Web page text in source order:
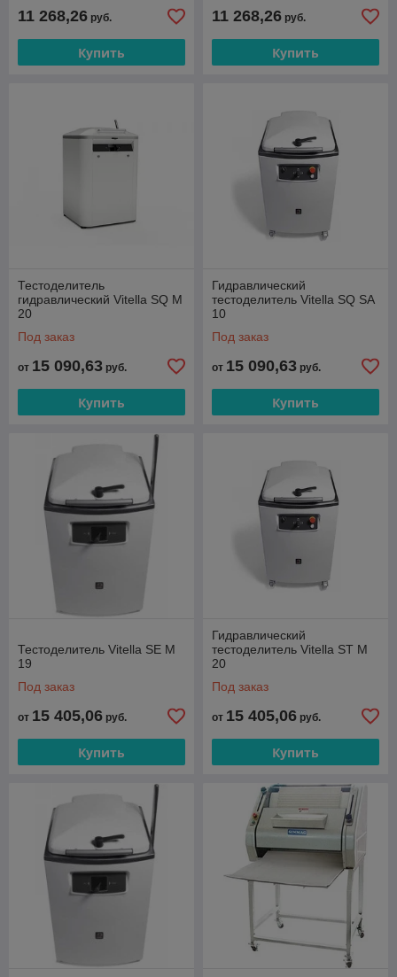
11 268,26 руб.
Купить
11 268,26 руб.
Купить
Тестоделитель
гидравлический Vitella SQ M
20
Под заказ
от 15 090,63 руб.
Купить
Гидравлический
тестоделитель Vitella SQ SA
10
Под заказ
от 15 090,63 руб.
Купить
Тестоделитель Vitella SE M
19
Под заказ
от 15 405,06 руб.
Купить
Гидравлический
тестоделитель Vitella ST M
20
Под заказ
от 15 405,06 руб.
Купить